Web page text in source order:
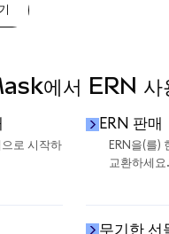
에서 ERN 사
로 시작하
ERN 판매
ERN을(를)
교환하세요.
무기한 선